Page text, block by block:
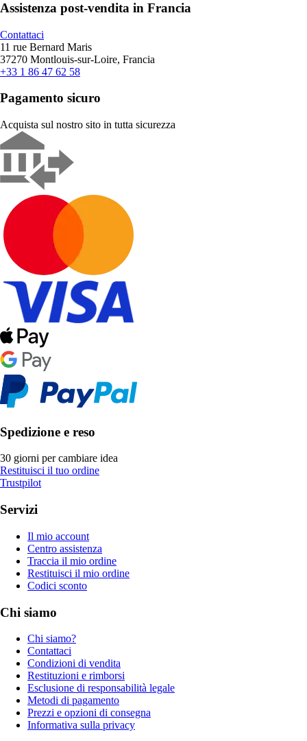
Assistenza post-vendita in Francia
Contattaci
11 rue Bernard Maris
37270 Montlouis-sur-Loire, Francia
+33 1 86 47 62 58
Pagamento sicuro
Acquista sul nostro sito in tutta sicurezza
Spedizione e reso
30 giorni per cambiare idea
Restituisci il tuo ordine
Trustpilot
Servizi
Il mio account
Centro assistenza
Traccia il mio ordine
Restituisci il mio ordine
Codici sconto
Chi siamo
Chi siamo?
Contattaci
Condizioni di vendita
Restituzioni e rimborsi
Esclusione di responsabilità legale
Metodi di pagamento
Prezzi e opzioni di consegna
Informativa sulla privacy